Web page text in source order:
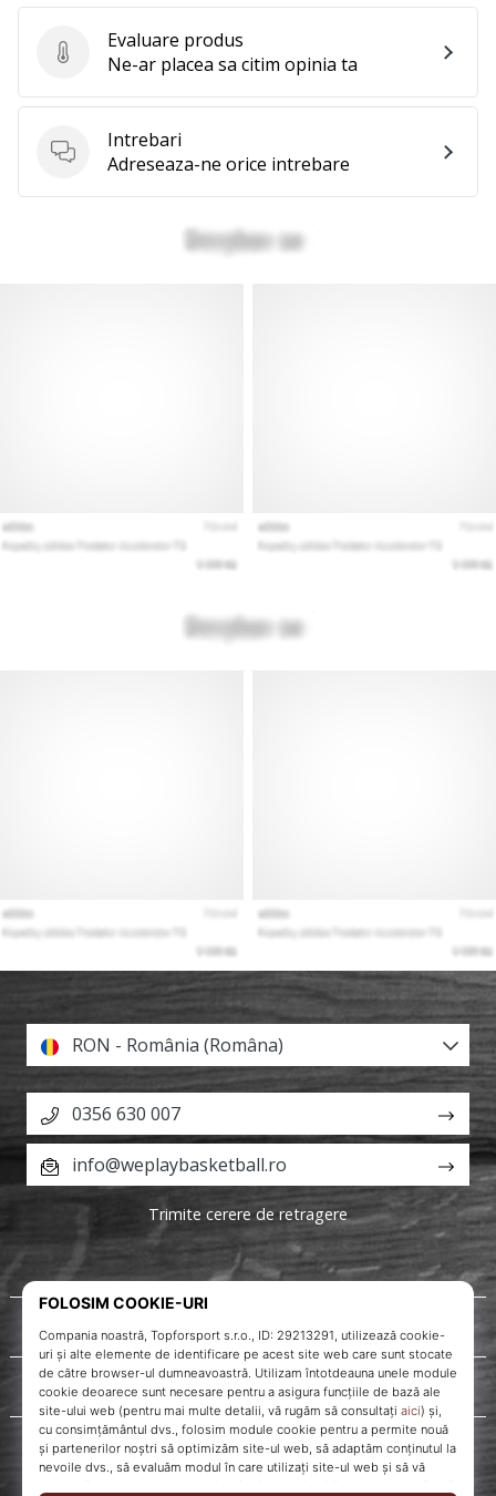
Evaluare produs
Evaluare produs
Ne-ar placea sa citim opinia ta
Intrebari
Intrebari
Adreseaza-ne orice intrebare
Despre noi
Servicii clienți
RON - România (Româna)
0356 630 007
info@weplaybasketball.ro
Trimite cerere de retragere